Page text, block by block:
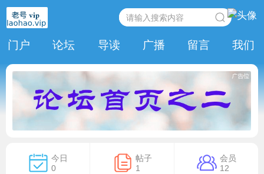
门户 论坛 导读 广播 留言 我们
今日
0
帖子
1
会员
12